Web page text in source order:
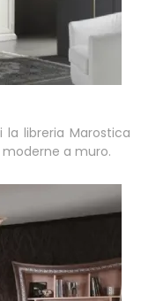
la libreria Marostica
moderne a muro.